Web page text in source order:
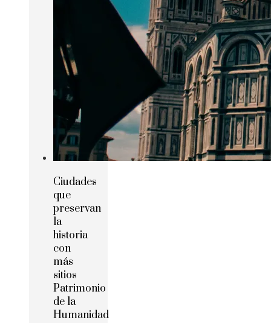
Ciudades
que
preservan
la
historia
con
más
sitios
Patrimonio
de la
Humanidad